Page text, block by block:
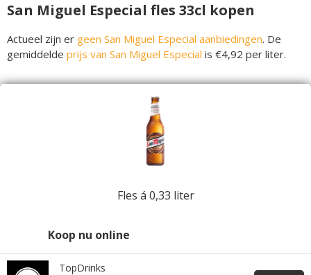
San Miguel Especial fles 33cl kopen
Actueel zijn er geen San Miguel Especial aanbiedingen. De
gemiddelde prijs van San Miguel Especial is €4,92 per liter.
Fles á 0,33 liter
Koop nu online
TopDrinks